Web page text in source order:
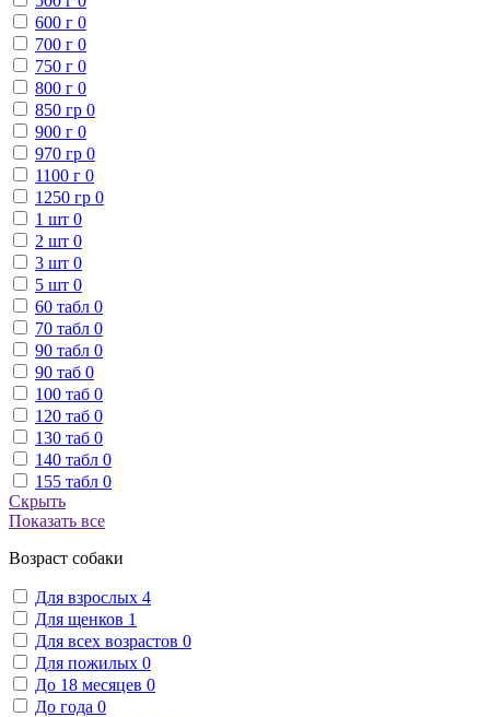
600 г 0
700 г 0
750 г 0
800 г 0
850 гр 0
900 г 0
970 гр 0
1100 г 0
1250 гр 0
1 шт 0
2 шт 0
3 шт 0
5 шт 0
60 табл 0
70 табл 0
90 табл 0
90 таб 0
100 таб 0
120 таб 0
130 таб 0
140 табл 0
155 табл 0
Скрыть
Показать все
Возраст собаки
Для взрослых 4
Для щенков 1
Для всех возрастов 0
Для пожилых 0
До 18 месяцев 0
До года 0